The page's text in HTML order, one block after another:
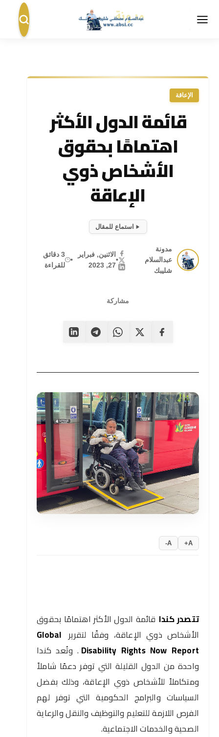
الإعاقة
قائمة الدول الأكثر
اهتمامًا بحقوق
الأشخاص ذوي
الإعاقة
استماع للمقال
مدونة
عبدالسلام
شليبك
•
الاثنين, فبراير
27, 2023
•
3 دقائق
للقراءة
مشاركة
A+
A-
تتصدر كندا قائمة الدول الأكثر اهتمامًا بحقوق
الأشخاص ذوي الإعاقة، وفقًا لتقرير Global
Disability Rights Now Report . وتُعد كندا
واحدة من الدول القليلة التي توفر دعمًا شاملاً
ومتكاملاً للأشخاص ذوي الإعاقة، وذلك بفضل
السياسات والبرامج الحكومية التي توفر لهم
الفرص اللازمة للتعليم والتوظيف والنقل والرعاية
الصحية والخدمات الاجتماعية.